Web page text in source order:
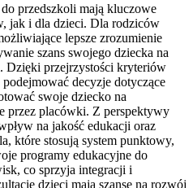
przedszkoli mają kluczowe
jak i dla dzieci. Dla rodziców
lepsze zrozumienie
szans swojego dziecka na
Dzięki przejrzystości kryteriów
decyzje dotyczące
swoje dziecko na
przez placówki. Z perspektywy
na jakość edukacji oraz
które stosują system punktowy,
programy edukacyjne do
co sprzyja integracji i
dzieci mają szansę na rozwój